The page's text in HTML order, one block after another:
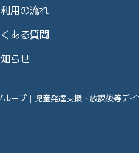
用の流れ
ある質問
らせ
ープ｜児童発達支援・放課後等デイ